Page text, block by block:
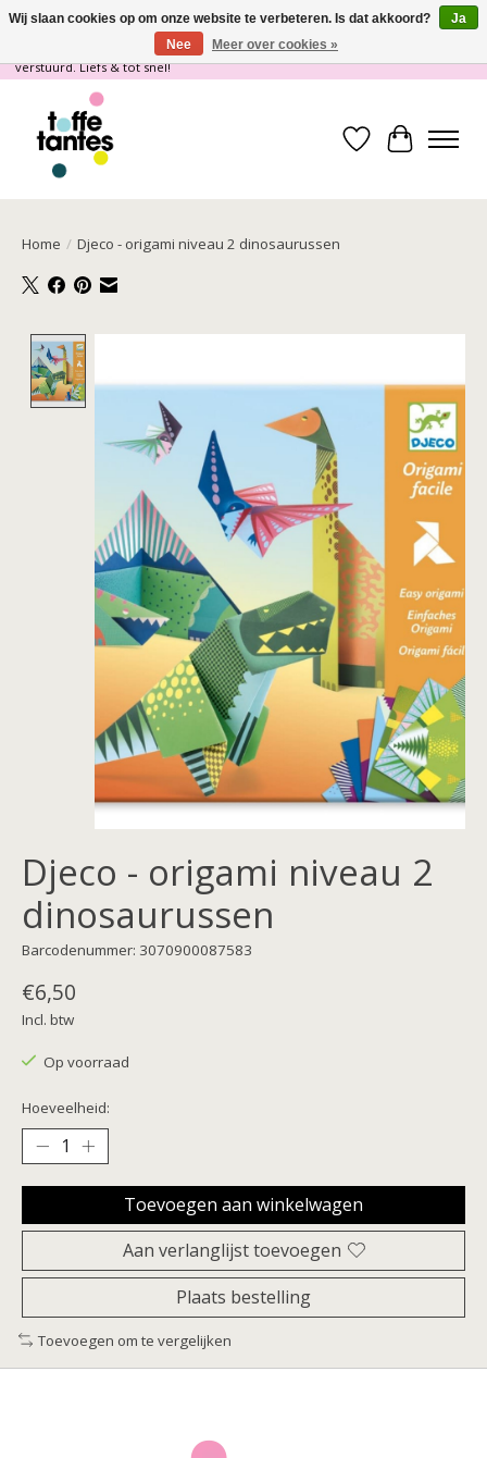
Wij gaan op vakantie! vanaf 4 juli t/m 21 juli worden er geen pakketjes
verstuurd. Liefs & tot snel!
Verlanglijst
Home / Djeco - origami niveau 2 dinosaurussen
Djeco - origami niveau 2
dinosaurussen
Barcodenummer: 3070900087583
€6,50
Incl. btw
Op voorraad
Hoeveelheid:
Toevoegen aan winkelwagen
Aan verlanglijst toevoegen
Plaats bestelling
Toevoegen om te vergelijken
Wij slaan cookies op om onze website te verbeteren. Is dat akkoord?
Ja
Nee
Meer over cookies »